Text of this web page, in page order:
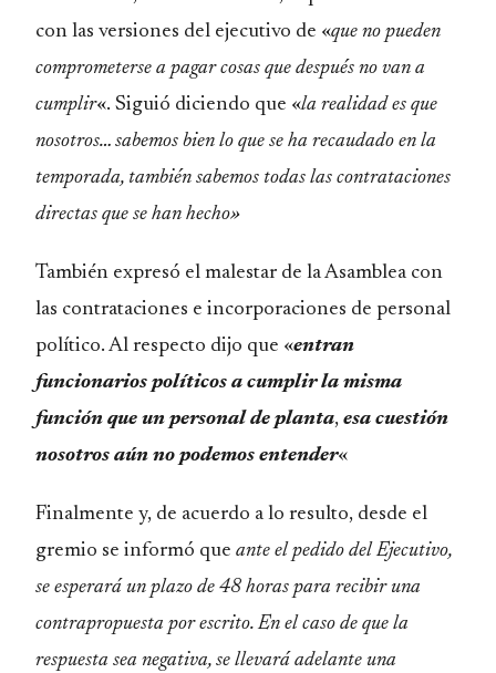
con las versiones del ejecutivo de «que no pueden
comprometerse a pagar cosas que después no van a
cumplir«. Siguió diciendo que «la realidad es que
nosotros… sabemos bien lo que se ha recaudado en la
temporada, también sabemos todas las contrataciones
directas que se han hecho»
También expresó el malestar de la Asamblea con
las contrataciones e incorporaciones de personal
político. Al respecto dijo que «entran
funcionarios políticos a cumplir la misma
función que un personal de planta, esa cuestión
nosotros aún no podemos entender«
Finalmente y, de acuerdo a lo resulto, desde el
gremio se informó que ante el pedido del Ejecutivo,
se esperará un plazo de 48 horas para recibir una
contrapropuesta por escrito. En el caso de que la
respuesta sea negativa, se llevará adelante una